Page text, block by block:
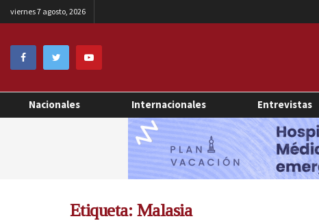
viernes 7 agosto, 2026
Nacionales Internacionales Entrevistas
Etiqueta: Malasia